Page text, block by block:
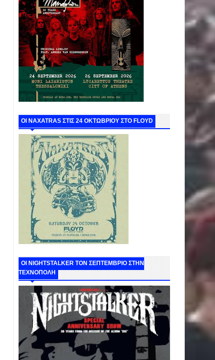
ΟΙ NAXATRAS ΣΤΙΣ 24 ΟΚΤΩΒΡΙΟΥ ΣΤΟ FLOYD
ΟΙ NIGHTSTALKER ΤΟΝ ΣΕΠΤΕΜΒΡΙΟ ΣΤΗΝ
ΤΕΧΝΟΠΟΛΗ